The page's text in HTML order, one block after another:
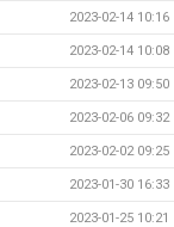
2023-02-14 10:16
2023-02-14 10:08
2023-02-13 09:50
2023-02-06 09:32
2023-02-02 09:25
2023-01-30 16:33
2023-01-25 10:21